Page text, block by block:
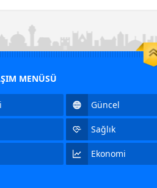
MENÜSÜ
Güncel
Sağlık
Ekonomi